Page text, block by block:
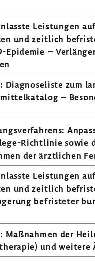
Leis­tungen
und zeit­lich
Epidemie –
zum
–
​Richtlinie
der ärzt­li­chen
Leis­tungen
und zeit­lich
befris­teter
der
und weitere